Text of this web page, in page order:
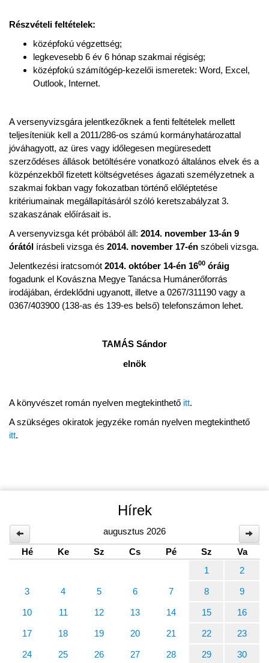
Részvételi feltételek:
középfokú végzettség;
legkevesebb 6 év 6 hónap szakmai régiség;
középfokú számítógép-kezelői ismeretek: Word, Excel,
Outlook, Internet.
A versenyvizsgára jelentkezőknek a fenti feltételek mellett
teljesíteniük kell a 2011/286-os számú kormányhatározattal
jóváhagyott, az üres vagy időlegesen megüresedett
szerződéses állások betöltésére vonatkozó általános elvek és a
közpénzekből fizetett költségvetéses ágazati személyzetnek a
szakmai fokban vagy fokozatban történő előléptetése
kritériumainak megállapításáról szóló keretszabályzat 3.
szakaszának előírásait is.
A versenyvizsga két próbából áll: 2014. november 13-án 9
órától írásbeli vizsga és 2014. november 17-én szóbeli vizsga.
Jelentkezési iratcsomót 2014. október 14-én 1600 óráig
fogadunk el Kovászna Megye Tanácsa Humánerőforrás
irodájában, érdeklődni ugyanott, illetve a 0267/311190 vagy a
0367/403900 (138-as és 139-es belső) telefonszámon lehet.
TAMÁS Sándor
elnök
A könyvészet román nyelven megtekinthető itt.
A szükséges okiratok jegyzéke román nyelven megtekinthető
itt.
Hírek
augusztus 2026
Hé
Ke Sz Cs Pé Sz
Va
1
2
3 4 5 6 7 8 9
10 11 12 13 14 15 16
17 18 19 20 21 22 23
24 25 26 27 28 29 30